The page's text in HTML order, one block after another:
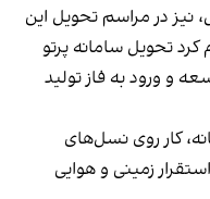
نیز در مراسم تحویل این
کرد تحویل سامانه پرتو
و ورود به فاز تولید
کار روی نسل‌های
زمینی و هوایی